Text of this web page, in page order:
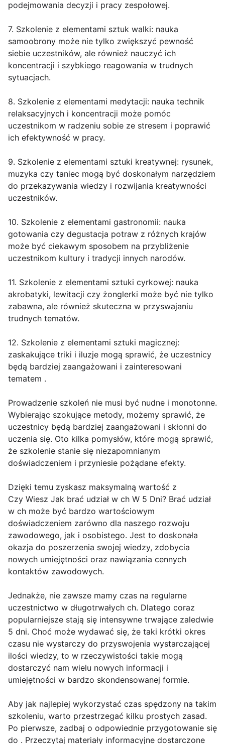
podejmowania decyzji i pracy zespołowej.
7. Szkolenie z elementami sztuk walki: nauka
samoobrony może nie tylko zwiększyć pewność
siebie uczestników, ale również nauczyć ich
koncentracji i szybkiego reagowania w trudnych
sytuacjach.
8. Szkolenie z elementami medytacji: nauka technik
relaksacyjnych i koncentracji może pomóc
uczestnikom w radzeniu sobie ze stresem i poprawić
ich efektywność w pracy.
9. Szkolenie z elementami sztuki kreatywnej: rysunek,
muzyka czy taniec mogą być doskonałym narzędziem
do przekazywania wiedzy i rozwijania kreatywności
uczestników.
10. Szkolenie z elementami gastronomii: nauka
gotowania czy degustacja potraw z różnych krajów
może być ciekawym sposobem na przybliżenie
uczestnikom kultury i tradycji innych narodów.
11. Szkolenie z elementami sztuki cyrkowej: nauka
akrobatyki, lewitacji czy żonglerki może być nie tylko
zabawna, ale również skuteczna w przyswajaniu
trudnych tematów.
12. Szkolenie z elementami sztuki magicznej:
zaskakujące triki i iluzje mogą sprawić, że uczestnicy
będą bardziej zaangażowani i zainteresowani
tematem .
Prowadzenie szkoleń nie musi być nudne i monotonne.
Wybierając szokujące metody, możemy sprawić, że
uczestnicy będą bardziej zaangażowani i skłonni do
uczenia się. Oto kilka pomysłów, które mogą sprawić,
że szkolenie stanie się niezapomnianym
doświadczeniem i przyniesie pożądane efekty.
Dzięki temu zyskasz maksymalną wartość z
Czy Wiesz Jak brać udział w ch W 5 Dni? Brać udział
w ch może być bardzo wartościowym
doświadczeniem zarówno dla naszego rozwoju
zawodowego, jak i osobistego. Jest to doskonała
okazja do poszerzenia swojej wiedzy, zdobycia
nowych umiejętności oraz nawiązania cennych
kontaktów zawodowych.
Jednakże, nie zawsze mamy czas na regularne
uczestnictwo w długotrwałych ch. Dlatego coraz
popularniejsze stają się intensywne trwające zaledwie
5 dni. Choć może wydawać się, że taki krótki okres
czasu nie wystarczy do przyswojenia wystarczającej
ilości wiedzy, to w rzeczywistości takie mogą
dostarczyć nam wielu nowych informacji i
umiejętności w bardzo skondensowanej formie.
Aby jak najlepiej wykorzystać czas spędzony na takim
szkoleniu, warto przestrzegać kilku prostych zasad.
Po pierwsze, zadbaj o odpowiednie przygotowanie się
do . Przeczytaj materiały informacyjne dostarczone